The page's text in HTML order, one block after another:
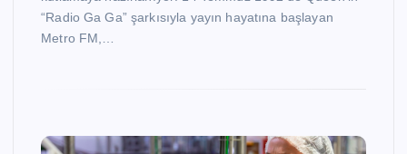
“Radio Ga Ga” şarkısıyla yayın hayatına başlayan
Metro FM,…